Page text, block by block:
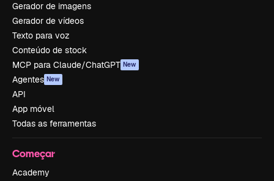
Gerador de imagens
Gerador de vídeos
Texto para voz
Conteúdo de stock
MCP para Claude/ChatGPT New
Agentes New
API
App móvel
Todas as ferramentas
Começar
Academy